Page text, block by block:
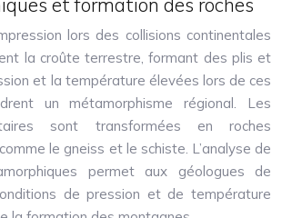
lors des collisions continentales
la croûte terrestre, formant des plis et
et la température élevées lors de ces
un métamorphisme régional. Les
sont transformées en roches
le gneiss et le schiste. L’analyse de
permet aux géologues de
de pression et de température